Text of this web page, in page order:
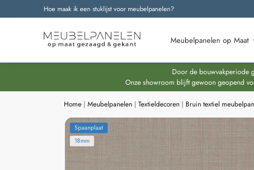
Hoe maak ik een stuklijst voor meubelpanelen?
Meubelpanelen op Maat
Onze nieuwste producten
Door de bouwvakperiode
Onze showroom blijft gewoon geopend
Home |Meubelpanelen |Textieldecoren | Bruin textiel
Spaanplaat
18mm